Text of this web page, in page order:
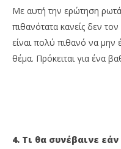
Με αυτή την ερώτηση
πιθανότατα κανείς δεν
είναι πολύ πιθανό να μην
θέμα. Πρόκειται για ένα
4. Τι θα συνέβαινε